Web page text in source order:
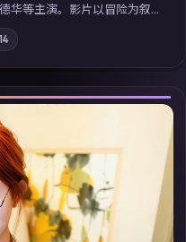
华等主演。影片以冒险为叙
改写命运；摄影与配乐强化
观看高清电视剧在线看」延
线追剧体验。